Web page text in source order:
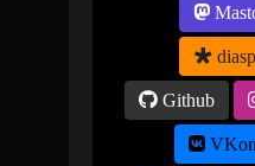
Github